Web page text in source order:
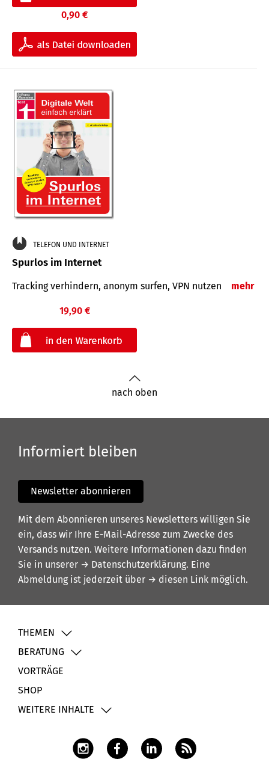
0,90 €
TELEFON UND INTERNET
Spurlos im Internet
Tracking verhindern, anonym surfen, VPN nutzen mehr
19,90 €
nach oben
Informiert bleiben
Newsletter abonnieren
Mit dem Abonnieren unseres Newsletters willigen Sie
ein, dass wir Ihre E-Mail-Adresse zum Zwecke des
Versands nutzen. Weitere Informationen dazu finden
Sie in unserer → Datenschutzerklärung. Eine
Abmeldung ist jederzeit über → diesen Link möglich.
THEMEN
BERATUNG
VORTRÄGE
SHOP
WEITERE INHALTE